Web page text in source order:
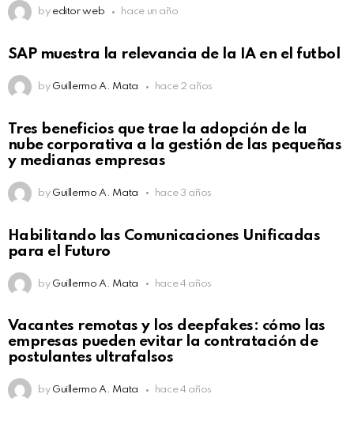
by editor web hace un año
SAP muestra la relevancia de la IA en el futbol
by Guillermo A. Mata hace 2 años
Tres beneficios que trae la adopción de la
nube corporativa a la gestión de las pequeñas
y medianas empresas
by Guillermo A. Mata hace 3 años
Habilitando las Comunicaciones Unificadas
para el Futuro
by Guillermo A. Mata hace 4 años
Vacantes remotas y los deepfakes: cómo las
empresas pueden evitar la contratación de
postulantes ultrafalsos
by Guillermo A. Mata hace 4 años